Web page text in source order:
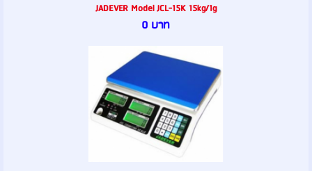
JADEVER Model JCL-15K 15kg/1g
0 บาท